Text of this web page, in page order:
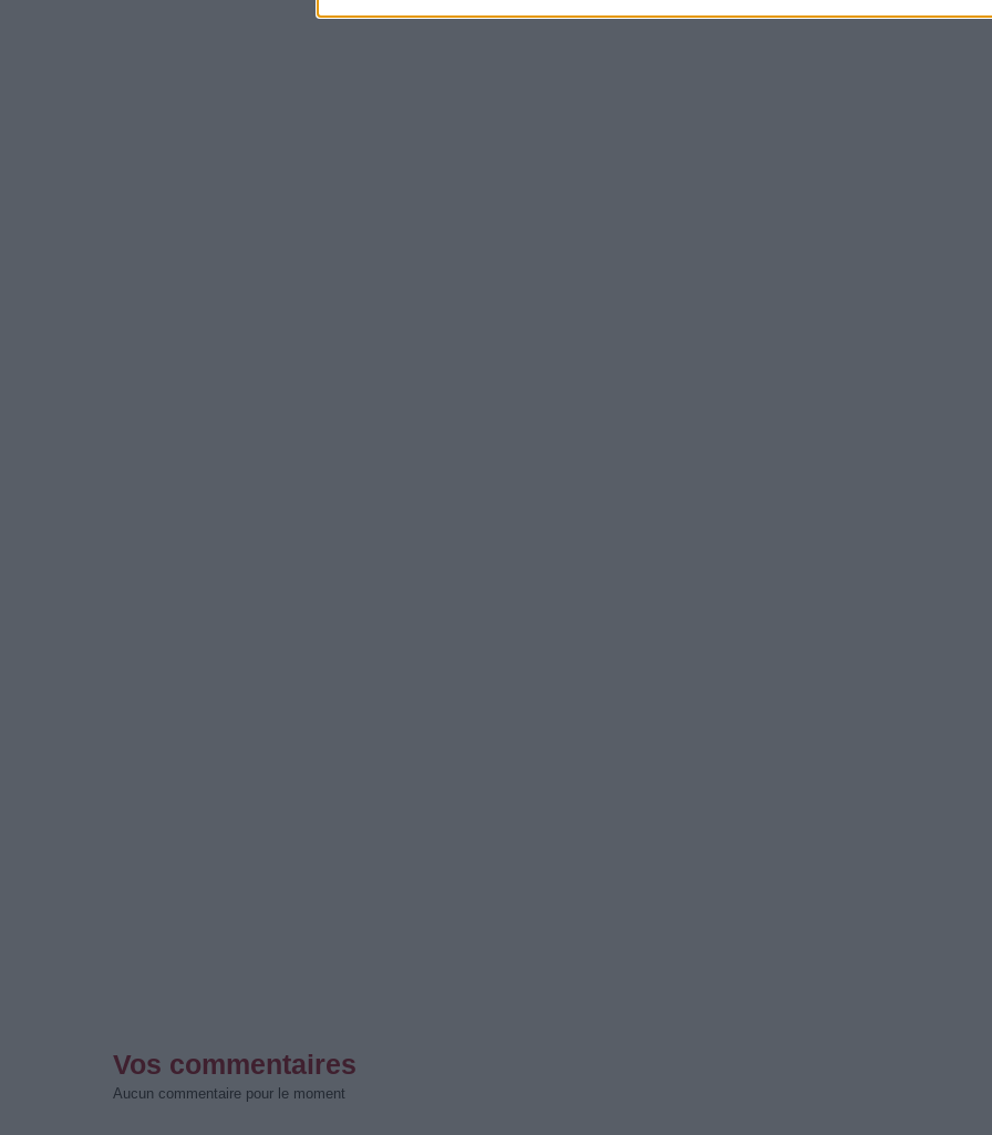
Vos commentaires
Aucun commentaire pour le moment